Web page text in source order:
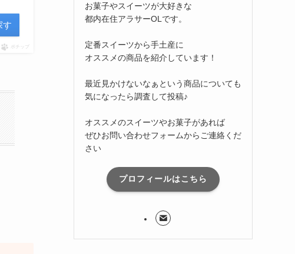
す
ポチップ
お菓子やスイーツが大好きな
都内在住アラサーOLです。
定番スイーツから手土産に
オススメの商品を紹介しています！
最近見かけないなぁという商品についても
気になったら調査して投稿♪
オススメのスイーツやお菓子があれば
ぜひお問い合わせフォームからご連絡くだ
さい
プロフィールはこちら